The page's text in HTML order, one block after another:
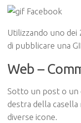
Utilizzando uno dei
di pubblicare una
Web –
Sotto un post o un
destra della
diverse icone.